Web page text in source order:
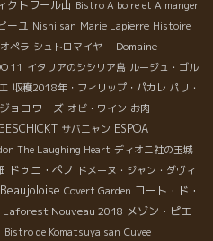
クトワール山 Bistro A boire et A manger
ーユ Nishi san Marie Lapierre Histoire
オペラ シュトロマイヤー Domaine
11 イタリアのシシリア島 ルージュ・ゴル
収穫2018年・フィリップ・パカレ パリ・
ョロワーズ オビ・ワイン お肉
サバニャン ESPOA
The Laughing Heart ディオニ社の玉城
ドゥニ・ペノ ドメーヌ・ジャン・ダヴィ
Beaujoloise Covert Garden コート・ド・
Laforest Nouveau 2018 メゾン・ピエ
Bistro de Komatsuya san Cuvee